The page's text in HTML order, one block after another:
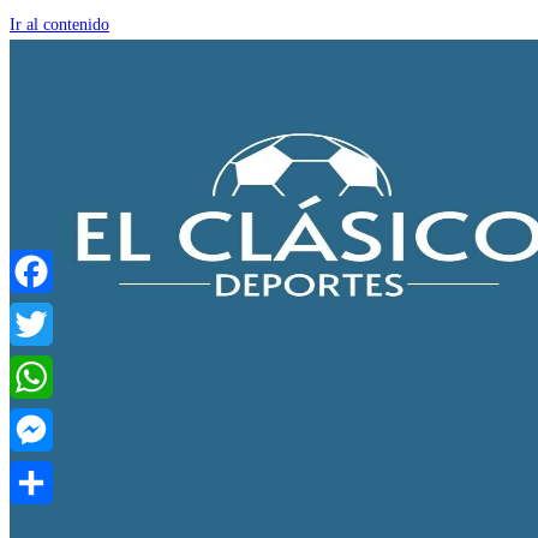
Ir al contenido
Facebook
Twitter
WhatsApp
Messenger